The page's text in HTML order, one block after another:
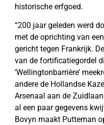
historische erfgoed.
“200 jaar geleden werd
met de oprichting van
gericht tegen Frankrijk.
van de fortificatiegordel
‘Wellingtonbarrière’
andere de Hollandse
Arsenaal aan de
al een paar gegevens
Bovyn maakt Putteman